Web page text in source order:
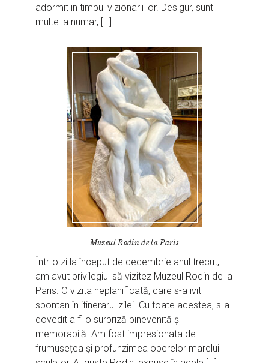
adormit in timpul vizionarii lor. Desigur, sunt
multe la numar, […]
Muzeul Rodin de la Paris
Într-o zi la început de decembrie anul trecut,
am avut privilegiul să vizitez Muzeul Rodin de la
Paris. O vizita neplanificată, care s-a ivit
spontan în itinerarul zilei. Cu toate acestea, s-a
dovedit a fi o surpriză binevenită și
memorabilă. Am fost impresionata de
frumusețea și profunzimea operelor marelui